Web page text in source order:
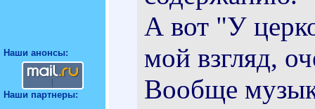
Наши анонсы:
Наши партнеры:
А вот "У
мой взгляд,
Вообще